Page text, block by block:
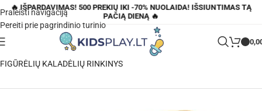
Praleisti navigaciją
Pereiti prie pagrindinio turinio
🔥 IŠPARDAVIMAS! 500 PREKIŲ IKI -70% NUOLAIDA! IŠSIUNTIMAS TĄ
PAČIĄ DIENĄ 🔥
Parduotuvė
BRAINROT TUNG TUNG TUNG SAHUR
FIGŪRĖLIŲ KALADĖLIŲ RINKINYS